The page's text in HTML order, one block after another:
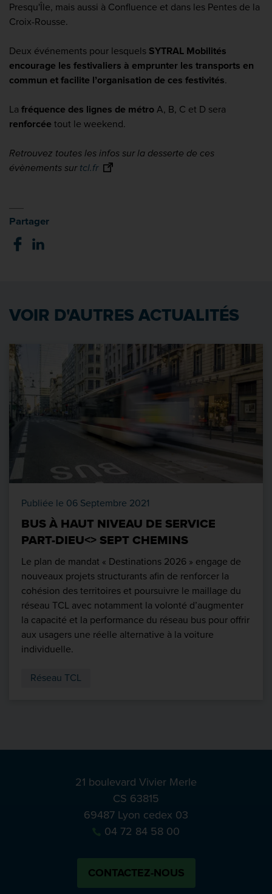
Presqu'Île, mais aussi à Confluence et dans les Pentes de la
Croix-Rousse.
Deux événements pour lesquels SYTRAL Mobilités
encourage les festivaliers à emprunter les transports en
commun et facilite l’organisation de ces festivités.
La fréquence des lignes de métro A, B, C et D sera
renforcée tout le weekend.
Retrouvez toutes les infos sur la desserte de ces
évènements sur tcl.fr
Partager
VOIR D'AUTRES ACTUALITÉS
Publiée le 06 Septembre 2021
BUS À HAUT NIVEAU DE SERVICE
PART-DIEU<> SEPT CHEMINS
Le plan de mandat « Destinations 2026 » engage de
nouveaux projets structurants afin de renforcer la
cohésion des territoires et poursuivre le maillage du
réseau TCL avec notamment la volonté d’augmenter
la capacité et la performance du réseau bus pour offrir
aux usagers une réelle alternative à la voiture
individuelle.
Réseau TCL
21 boulevard Vivier Merle
CS 63815
69487 Lyon cedex 03
04 72 84 58 00
CONTACTEZ-NOUS